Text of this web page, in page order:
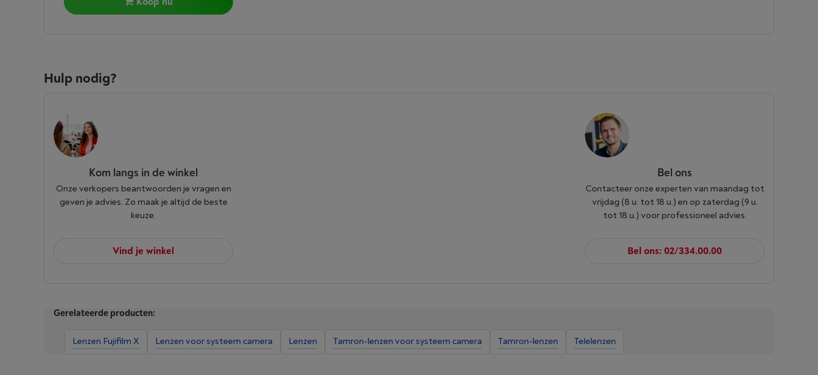
Hulp nodig?
Kom langs in de winkel
Onze verkopers beantwoorden je vragen en
geven je advies. Zo maak je altijd de beste
keuze.
Vind je winkel
Bel ons
Contacteer onze experten van maandag tot
vrijdag (8 u. tot 18 u.) en op zaterdag (9 u.
tot 18 u.) voor professioneel advies.
Bel ons: 02/334.00.00
Gerelateerde producten:
Lenzen Fujifilm X Lenzen voor systeem camera Lenzen Tamron-lenzen voor systeem camera Tamron-lenzen Telelenzen